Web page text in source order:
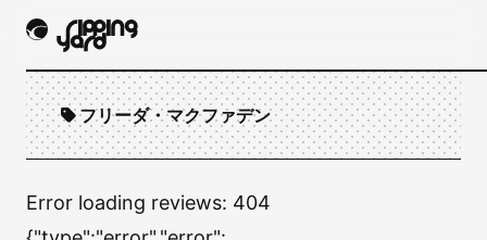
フリーダ・マクファデン
Error loading reviews: 404